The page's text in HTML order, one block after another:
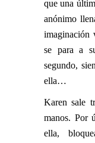
que una
anónimo
imaginación
se para a
segundo,
ella…
Karen sale
manos. Por
ella,